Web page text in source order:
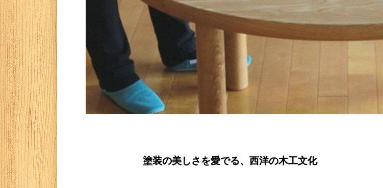
塗装の美しさを愛でる、西洋の木工文化